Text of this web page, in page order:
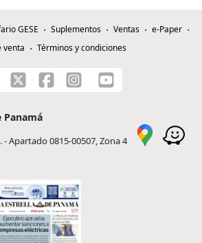
GESE Suplementos Ventas
e-Paper
venta
Términos y condiciones
Panamá
Apartado 0815-00507, Zona 4